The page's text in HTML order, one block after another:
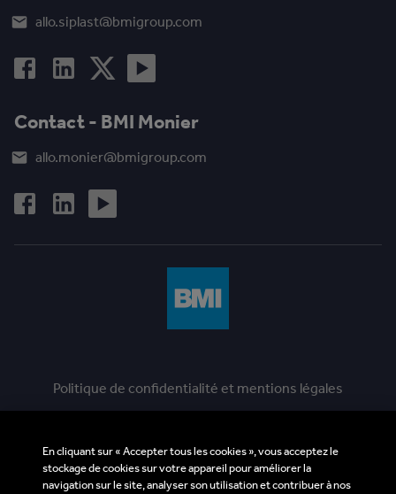
allo.siplast@bmigroup.com
Contact - BMI Monier
allo.monier@bmigroup.com
Politique de confidentialité et mentions légales
Ligne d'assistance éthique
En cliquant sur « Accepter tous les cookies », vous acceptez le
stockage de cookies sur votre appareil pour améliorer la
navigation sur le site, analyser son utilisation et contribuer à nos